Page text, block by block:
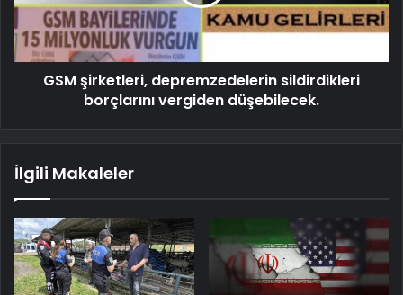
GSM şirketleri, depremzedelerin sildirdikleri
borçlarını vergiden düşebilecek.
İlgili Makaleler